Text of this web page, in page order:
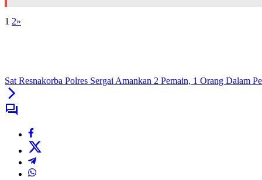
1 2»
Sat Resnakorba Polres Sergai Amankan 2 Pemain, 1 Orang Dalam